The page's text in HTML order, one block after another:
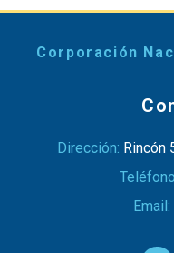
Corporación
Dirección: Rincón
Email: